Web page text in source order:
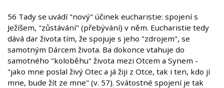
56 Tady se uvádí "nový" účinek eucharistie: spojení s
Ježíšem, "zůstávání" (přebývání) v něm. Eucharistie tedy
dává dar života tím, že spojuje s jeho "zdrojem", se
samotným Dárcem života. Ba dokonce vtahuje do
samotného "koloběhu" života mezi Otcem a Synem -
"jako mne poslal živý Otec a já žiji z Otce, tak i ten, kdo jí
mne, bude žít ze mne" (v. 57). Svátostné spojení je tak